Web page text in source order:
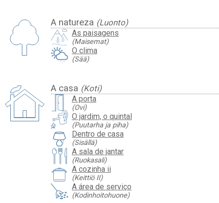
A natureza (Luonto)
As paisagens
(Maisemat)
O clima
(Sää)
A casa (Koti)
A porta
(Ovi)
O jardim, o quintal
(Puutarha ja piha)
Dentro de casa
(Sisällä)
A sala de jantar
(Ruokasali)
A cozinha ii
(Keittiö II)
A área de serviço
(Kodinhoitohuone)